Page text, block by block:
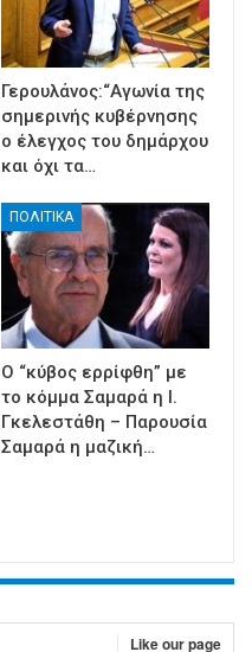
Γερουλάνος:“Αγωνία της
σημερινής κυβέρνησης
ο έλεγχος του δημάρχου
και όχι τα…
ΠΟΛΙΤΙΚΑ
Ο “κύβος ερρίφθη” με
το κόμμα Σαμαρά η Ι.
Γκελεστάθη – Παρουσία
Σαμαρά η μαζική…
Like our page